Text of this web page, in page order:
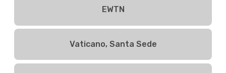
EWTN
Vaticano, Santa Sede